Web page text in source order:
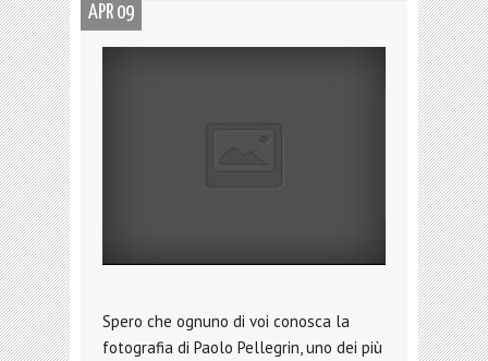
APR 09
Spero che ognuno di voi conosca la
fotografia di Paolo Pellegrin, uno dei più